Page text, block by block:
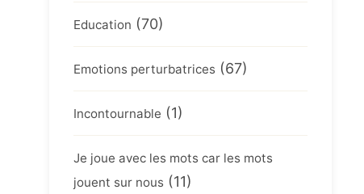
Education (70)
Emotions perturbatrices (67)
Incontournable (1)
Je joue avec les mots car les mots
jouent sur nous (11)